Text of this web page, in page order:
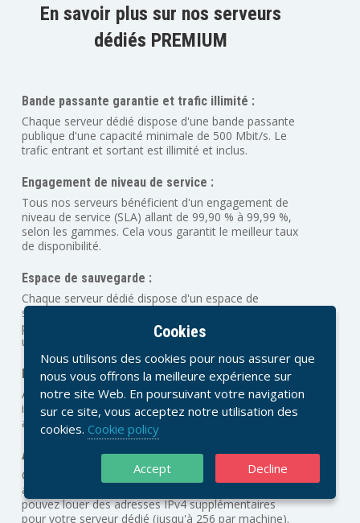
En savoir plus sur nos serveurs
dédiés PREMIUM
Bande passante garantie et trafic illimité :
Chaque serveur dédié dispose d'une bande passante
publique d'une capacité minimale de 500 Mbit/s. Le
trafic entrant et sortant est illimité et inclus.
Engagement de niveau de service :
Tous nos serveurs bénéficient d'un engagement de
niveau de service (SLA) allant de 99,90 % à 99,99 %,
selon les gammes. Cela vous garantit le meilleur taux
de disponibilité.
Espace de sauvegarde :
Chaque serveur dédié dispose d'un espace de
stockage de 500 Go offert, indépendant du serveur,
pour entreposer vos données. Note: Accessible
uniquement depuis le serveur dédié.
Protection anti-DDoS :
Afin de garantir une sécurité maximale à vos
infrastructures, un système anti-DDoS est inclus
avec l'ensemble des serveurs dédiés PREMIUM.
Adresses IPv4 et IPv6 :
Chaque serveur possède une adresse IPv4 publique
ainsi qu'une plage d'adresses IPv6. En option, vous
pouvez louer des adresses IPv4 supplémentaires
pour votre serveur dédié (jusqu'à 256 par machine).
Cookies
Nous utilisons des cookies pour nous assurer que
nous vous offrons la meilleure expérience sur
notre site Web. En poursuivant votre navigation
sur ce site, vous acceptez notre utilisation des
cookies. Cookie policy
Accept Decline